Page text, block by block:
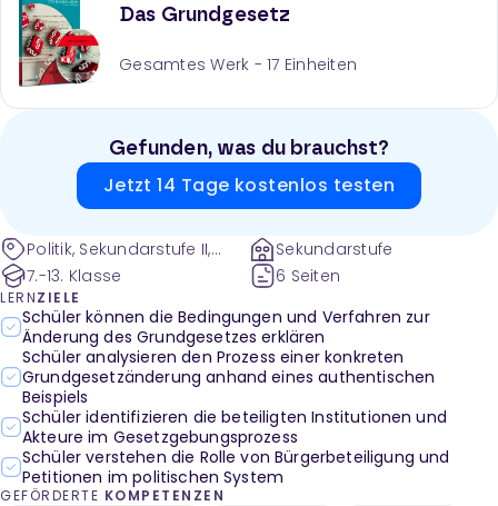
Das Grundgesetz
Gesamtes Werk - 17 Einheiten
Gefunden, was du brauchst?
Jetzt 14 Tage kostenlos testen
Politik, Sekundarstufe II,
Sekundarstufe I, Politische
Ordnung in der
Bundesrepublik
Deutschland, Rechte und
Pflichten, Erklärfilm,
Jobcenter-Reform,
Mehrheit,
Persönlichkeitsrecht
7.-13. Klasse
Sekundarstufe
6 Seiten
LERNZIELE
Schüler können die Bedingungen und Verfahren zur
Änderung des Grundgesetzes erklären
Schüler analysieren den Prozess einer konkreten
Grundgesetzänderung anhand eines authentischen
Beispiels
Schüler identifizieren die beteiligten Institutionen und
Akteure im Gesetzgebungsprozess
Schüler verstehen die Rolle von Bürgerbeteiligung und
Petitionen im politischen System
GEFÖRDERTE KOMPETENZEN